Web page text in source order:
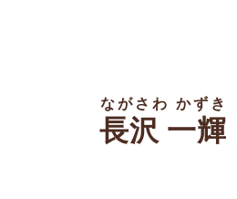
長沢 一輝
ながさわ かずき